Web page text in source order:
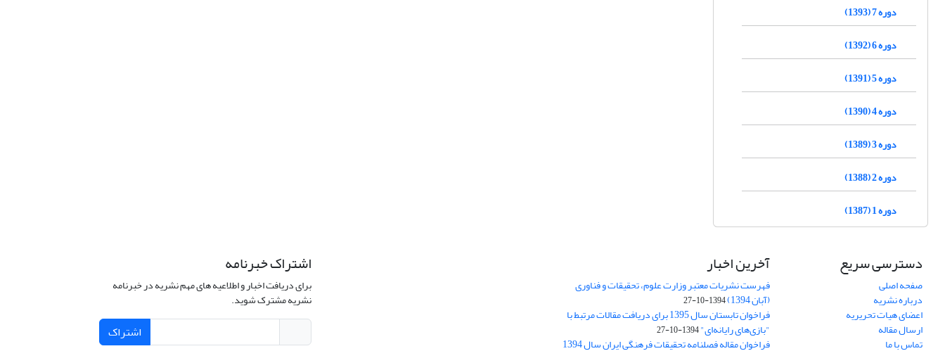
دوره 7 (1393)
دوره 6 (1392)
دوره 5 (1391)
دوره 4 (1390)
دوره 3 (1389)
دوره 2 (1388)
دوره 1 (1387)
دسترسی سریع
صفحه اصلی
درباره نشریه
اعضای هیات تحریریه
ارسال مقاله
تماس با ما
آخرین اخبار
فهرست نشریات معتبر وزارت علوم، تحقیقات و فناوری
(آبان 1394) 1394-10-27
فراخوان تابستان سال 1395 برای دریافت مقالات مرتبط با
"بازی‌های رایانه‌ای"1394-10-27
فراخوان مقاله فصلنامه تحقیقات فرهنگی ایران سال 1394
اشتراک خبرنامه
برای دریافت اخبار و اطلاعیه های مهم نشریه در خبرنامه
نشریه مشترک شوید.
اشتراک